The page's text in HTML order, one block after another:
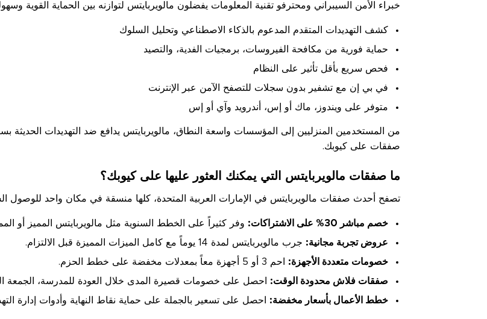
خبراء الأمن السيبراني ومحترفو تقنية المعلومات يفضلون مالويربايتس لتوازنه بين الحماية القوية
كشف التهديدات المتقدم المدعوم بالذكاء الاصطناعي وتحليل السلوك
حماية فورية من مكافحة الفيروسات، برمجيات الفدية، والتصيد
فحص سريع بأقل تأثير على النظام
في بي إن مع تشفير بدون سجلات للتصفح الآمن عبر الإنترنت
متوفر على ويندوز، ماك أو إس، أندرويد وآي أو إس
من المستخدمين المنزليين إلى المؤسسات واسعة النطاق، مالويربايتس يدافع ضد التهديدات الحديثة
صفقات على كيوبك.
ما صفقات مالويربايتس التي يمكنك العثور عليها على كيوبك؟
تصفح أحدث صفقات مالويربايتس في الإمارات العربية المتحدة، كلها منسقة في مكان واحد للوصول
خصم مباشر 30% على الاشتراكات:
وفر كثيراً على الخطط السنوية مثل مالويربايتس المميز أو
عروض تجربة مجانية: جرب مالويربايتس لمدة 14 يوماً مع كامل الميزات المميزة قبل الالتزام.
خصومات متعددة الأجهزة: احم 3 أو 5 أجهزة معاً بمعدلات مخفضة على خطط الحزم.
صفقات فلاش محدودة الوقت: احصل على خصومات قصيرة المدى خلال العودة للمدرسة، الجمعة
خطط الأعمال بأسعار مخفضة: احصل على تسعير بالجملة على حماية نقاط النهاية وأدوات إدارة